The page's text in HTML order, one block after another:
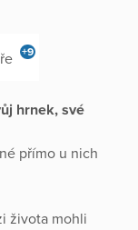
+9
hrnek, své
přímo u nich
života mohli